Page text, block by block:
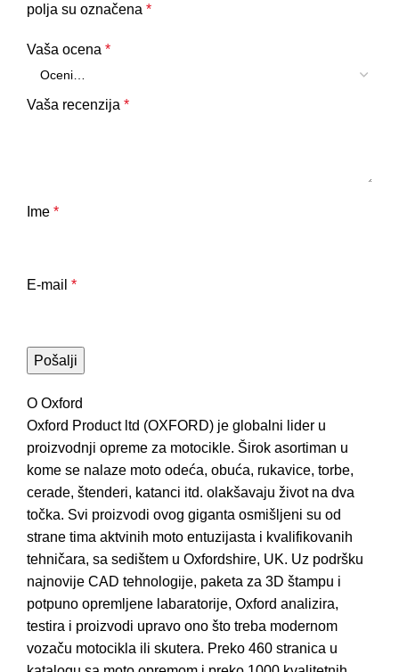
polja su označena *
Vaša ocena *
Vaša recenzija *
Ime *
E-mail *
O Oxford
Oxford Product ltd (OXFORD) je globalni lider u
proizvodnji opreme za motocikle. Širok asortiman u
kome se nalaze moto odeća, obuća, rukavice, torbe,
cerade, štenderi, katanci itd. olakšavaju život na dva
točka. Svi proizvodi ovog giganta osmišljeni su od
strane tima aktvinih moto entuzijasta i kvalifikovanih
tehničara, sa sedištem u Oxfordshire, UK. Uz podršku
najnovije CAD tehnologije, paketa za 3D štampu i
potpuno opremljene labaratorije, Oxford analizira,
testira i proizvodi upravo ono što treba modernom
vozaču motocikla ili skutera. Preko 460 stranica u